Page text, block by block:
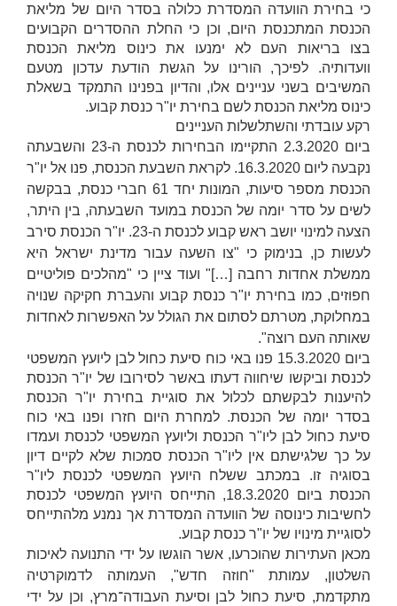
כי בחירת הוועדה המסדרת כלולה בסדר היום של מליאת
הכנסת המתכנסת היום, וכן כי החלת ההסדרים הקבועים
בצו בריאות העם לא ימנעו את כינוס מליאת הכנסת
וועדותיה. לפיכך, הורינו על הגשת הודעת עדכון מטעם
המשיבים בשני עניינים אלו, והדיון בפנינו התמקד בשאלת
כינוס מליאת הכנסת לשם בחירת יו"ר כנסת קבוע.
רקע עובדתי והשתלשלות העניינים
ביום 2.3.2020 התקיימו הבחירות לכנסת ה-23 והשבעתה
נקבעה ליום 16.3.2020. לקראת השבעת הכנסת, פנו אל יו"ר
הכנסת מספר סיעות, המונות יחד 61 חברי כנסת, בבקשה
לשים על סדר יומה של הכנסת במועד השבעתה, בין היתר,
הצעה למינוי יושב ראש קבוע לכנסת ה-23. יו"ר הכנסת סירב
לעשות כן, בנימוק כי "צו השעה עבור מדינת ישראל היא
ממשלת אחדות רחבה […]" ועוד ציין כי "מהלכים פוליטיים
חפוזים, כמו בחירת יו"ר כנסת קבוע והעברת חקיקה שנויה
במחלוקת, מטרתם לסתום את הגולל על האפשרות לאחדות
שאותה העם רוצה".
ביום 15.3.2020 פנו באי כוח סיעת כחול לבן ליועץ המשפטי
לכנסת וביקשו שיחווה דעתו באשר לסירובו של יו"ר הכנסת
להיענות לבקשתם לכלול את סוגיית בחירת יו"ר הכנסת
בסדר יומה של הכנסת. למחרת היום חזרו ופנו באי כוח
סיעת כחול לבן ליו"ר הכנסת וליועץ המשפטי לכנסת ועמדו
על כך שלגישתם אין ליו"ר הכנסת סמכות שלא לקיים דיון
בסוגיה זו. במכתב ששלח היועץ המשפטי לכנסת ליו"ר
הכנסת ביום 18.3.2020, התייחס היועץ המשפטי לכנסת
לחשיבות כינוסה של הוועדה המסדרת אך נמנע מלהתייחס
לסוגיית מינויו של יו"ר כנסת קבוע.
מכאן העתירות שהוכרעו, אשר הוגשו על ידי התנועה לאיכות
השלטון, עמותת "חוזה חדש", העמותה לדמוקרטיה
מתקדמת, סיעת כחול לבן וסיעת העבודה־מרץ, וכן על ידי